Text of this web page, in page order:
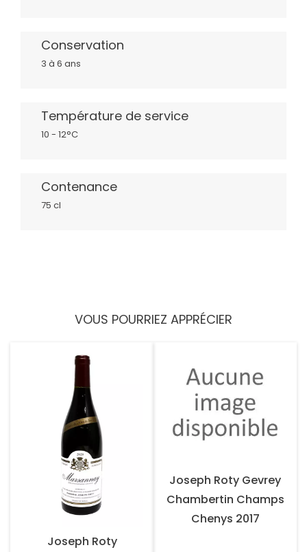
Conservation
3 à 6 ans
Température de service
10 - 12°C
Contenance
75 cl
VOUS POURRIEZ APPRÉCIER
Joseph Roty
Joseph Roty Gevrey
Chambertin Champs
Chenys 2017